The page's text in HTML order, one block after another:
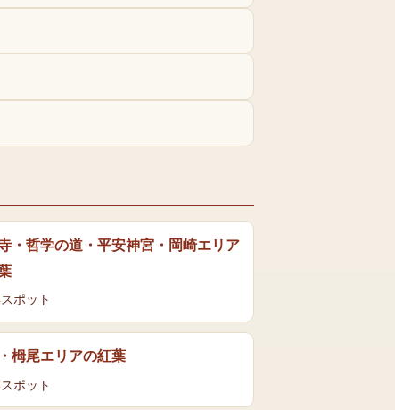
・哲学の道・平安神宮・岡崎エリア
スポット
栂尾エリアの紅葉
スポット